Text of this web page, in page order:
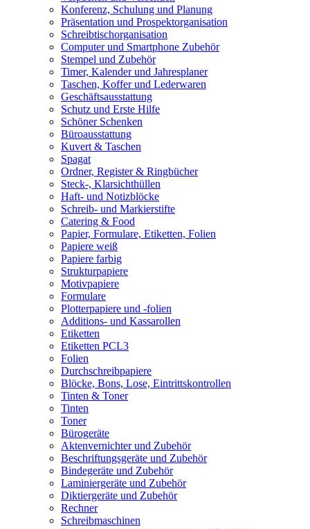
Konferenz, Schulung und Planung
Präsentation und Prospektorganisation
Schreibtischorganisation
Computer und Smartphone Zubehör
Stempel und Zubehör
Timer, Kalender und Jahresplaner
Taschen, Koffer und Lederwaren
Geschäftsausstattung
Schutz und Erste Hilfe
Schöner Schenken
Büroausstattung
Kuvert & Taschen
Spagat
Ordner, Register & Ringbücher
Steck-, Klarsichthüllen
Haft- und Notizblöcke
Schreib- und Markierstifte
Catering & Food
Papier, Formulare, Etiketten, Folien
Papiere weiß
Papiere farbig
Strukturpapiere
Motivpapiere
Formulare
Plotterpapiere und -folien
Additions- und Kassarollen
Etiketten
Etiketten PCL3
Folien
Durchschreibpapiere
Blöcke, Bons, Lose, Eintrittskontrollen
Tinten & Toner
Tinten
Toner
Bürogeräte
Aktenvernichter und Zubehör
Beschriftungsgeräte und Zubehör
Bindegeräte und Zubehör
Laminiergeräte und Zubehör
Diktiergeräte und Zubehör
Rechner
Schreibmaschinen